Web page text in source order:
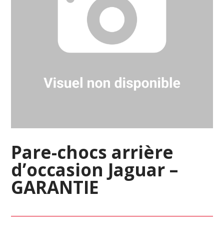
Pare-chocs arrière
d’occasion Jaguar –
GARANTIE